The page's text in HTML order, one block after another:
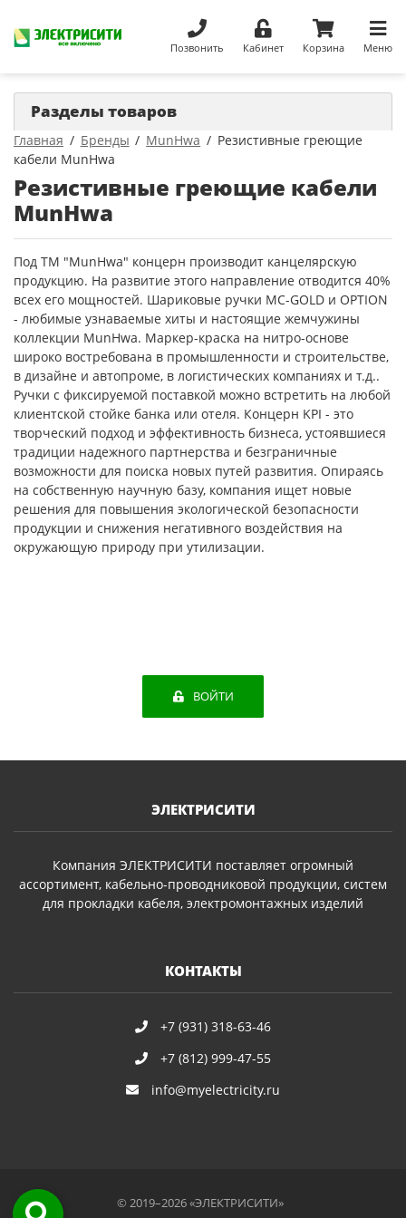
Позвонить Кабинет Корзина Меню
Главная Бренды MunHwa
Резистивные греющие
кабели MunHwa
Резистивные греющие кабели
MunHwa
Под ТМ "MunHwa" концерн производит канцелярскую
продукцию. На развитие этого направление отводится 40%
всех его мощностей. Шариковые ручки MC-GOLD и OPTION
- любимые узнаваемые хиты и настоящие жемчужины
коллекции MunHwa. Маркер-краска на нитро-основе
широко востребована в промышленности и строительстве,
в дизайне и автопроме, в логистических компаниях и т.д..
Ручки с фиксируемой поставкой можно встретить на любой
клиентской стойке банка или отеля. Концерн KPI - это
творческий подход и эффективность бизнеса, устоявшиеся
традиции надежного партнерства и безграничные
возможности для поиска новых путей развития. Опираясь
на собственную научную базу, компания ищет новые
решения для повышения экологической безопасности
продукции и снижения негативного воздействия на
окружающую природу при утилизации.
Разделы товаров
ВОЙТИ
ЭЛЕКТРИСИТИ
Компания ЭЛЕКТРИСИТИ поставляет огромный
ассортимент, кабельно-проводниковой продукции, систем
для прокладки кабеля, электромонтажных изделий
КОНТАКТЫ
+7 (931) 318-63-46
+7 (812) 999-47-55
info@myelectricity.ru
© 2019–2026 «ЭЛЕКТРИСИТИ»